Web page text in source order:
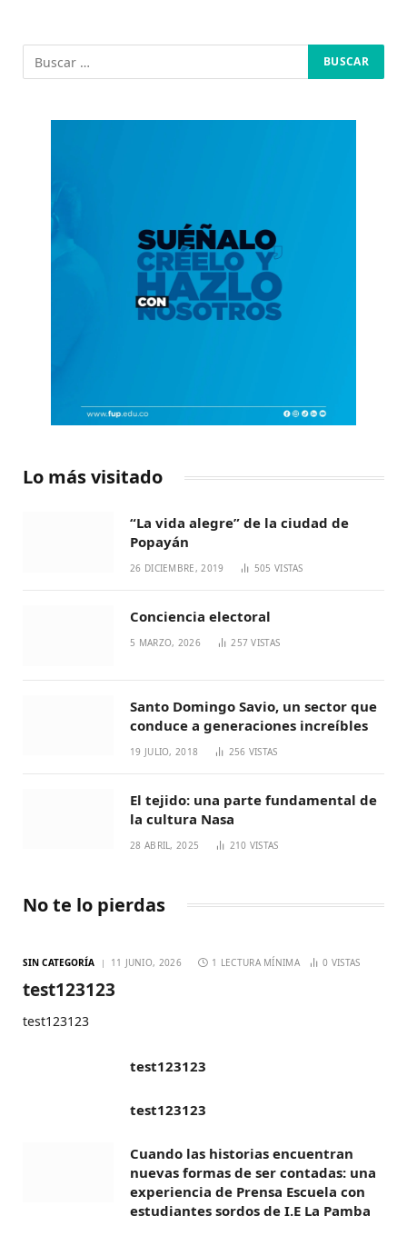
Lo más visitado
“La vida alegre” de la ciudad de
Popayán
26 DICIEMBRE, 2019 505 VISTAS
Conciencia electoral
5 MARZO, 2026 257VISTAS
Santo Domingo Savio, un sector que
conduce a generaciones increíbles
19 JULIO, 2018 256 VISTAS
El tejido: una parte fundamental de
la cultura Nasa
28 ABRIL, 2025 210 VISTAS
No te lo pierdas
SIN CATEGORÍA 11 JUNIO, 2026 1 LECTURA MÍNIMA 0 VISTAS
test123123
test123123
test123123
test123123
Cuando las historias encuentran
nuevas formas de ser contadas: una
experiencia de Prensa Escuela con
estudiantes sordos de I.E La Pamba